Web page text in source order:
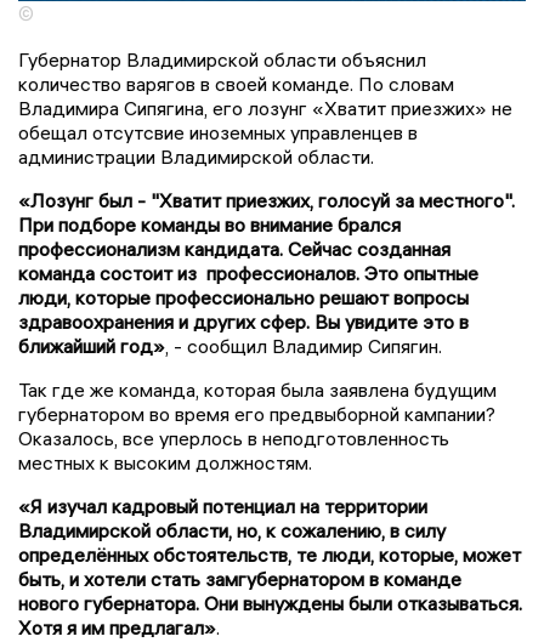
©
Губернатор Владимирской области объяснил
количество варягов в своей команде. По словам
Владимира Сипягина, его лозунг «Хватит приезжих» не
обещал отсутсвие иноземных управленцев в
администрации Владимирской области.
«Лозунг был - "Хватит приезжих, голосуй за местного".
При подборе команды во внимание брался
профессионализм кандидата. Сейчас созданная
команда состоит из профессионалов. Это опытные
люди, которые профессионально решают вопросы
здравоохранения и других сфер. Вы увидите это в
ближайший год», - сообщил Владимир Сипягин.
Так где же команда, которая была заявлена будущим
губернатором во время его предвыборной кампании?
Оказалось, все уперлось в неподготовленность
местных к высоким должностям.
«Я изучал кадровый потенциал на территории
Владимирской области, но, к сожалению, в силу
определённых обстоятельств, те люди, которые, может
быть, и хотели стать замгубернатором в команде
нового губернатора. Они вынуждены были отказываться.
Хотя я им предлагал».